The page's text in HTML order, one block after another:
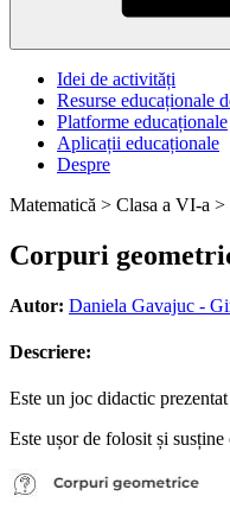
Idei de activități
Resurse educaționale
Platforme educaționale
Aplicații educaționale
Despre
Matematică > Clasa a VI-a >
Corpuri
Autor: Daniela Gavajuc -
Descriere:
Este un joc didactic
Este ușor de folosit și